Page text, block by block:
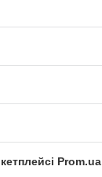
Prom.ua